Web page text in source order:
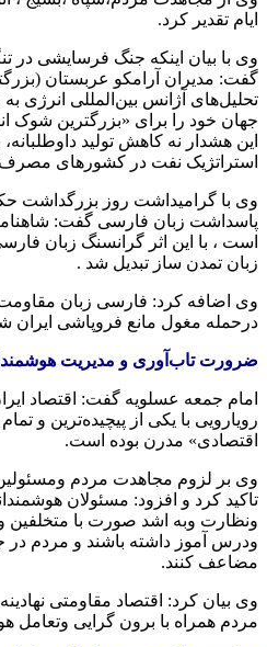
ایام تقدیر کرد.
وی با بیان اینکه جنگ فرسایشی در
گفت: مدیران آرامکو عربستان
تحلیل‌های آژانس بین‌المللی انرژی
جهان خود را برای «بزرگترین شوک
این هشدار نه کاهش تولید
استراتژیک نفت در کشورهای
وی با گرامیداشت روز بزرگداشت
پاسداشت زبان فارسی گفت:
است ، با این اثر گرانسنگ زبان
زبان تمدن ساز تبدیل شد .
وی اضافه کرد: فارسی زبان
درحمله مغول مانع فروپاشی ایران
ضرورت تاب‌آوری و مدیریت
امام جمعه عسلویه گفت: اقتصاد
رویارویی با یکی از پیچیده‌ترین و
اقتصادی» مدرن بوده است.
وی بر لزوم مجاهدت مردم
تاکید کرد و افزود: مسئولان
ونظارت وبه اشد صورت با متخلفین
ودرس آموز داشته باشند و مردم
مضاعف کنند.
وی بیان کرد: اقتصاد مقاومتی
مردم همراه با برون گرایی وتعامل